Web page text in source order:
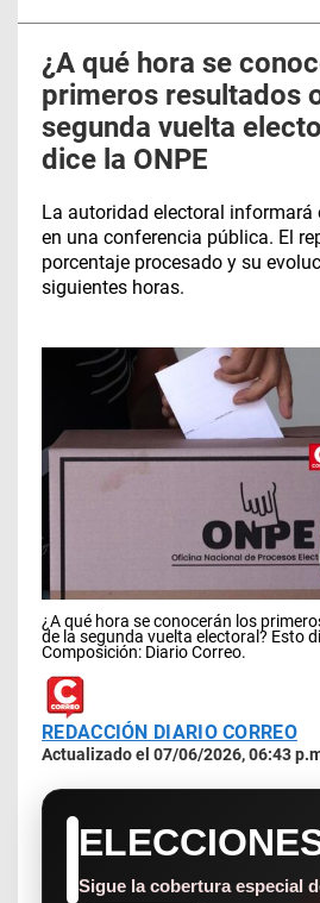
¿A qué hora se
primeros resultados
segunda vuelta
dice la ONPE
La autoridad electoral informará
en una conferencia pública. El
porcentaje procesado y su
siguientes horas.
¿A qué hora se conocerán los
de la segunda vuelta electoral? Esto
Composición: Diario Correo.
REDACCIÓN DIARIO CORREO
Actualizado el 07/06/2026, 06:43
Sigue la cobertura especial